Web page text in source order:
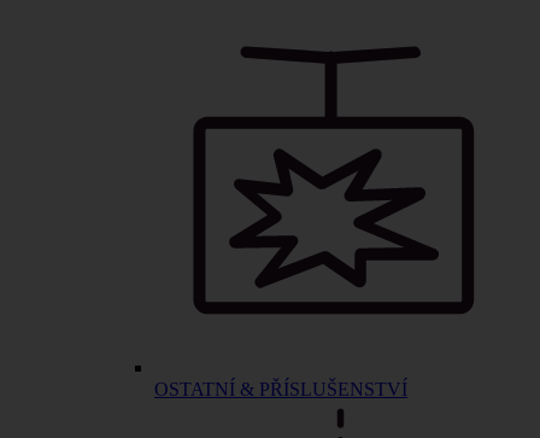
OSTATNÍ & PŘÍSLUŠENSTVÍ